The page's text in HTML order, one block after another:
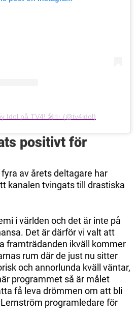
Idol på TV4! 🎤✨ (@tv4idol)
positivt för
av årets deltagare har
kanalen tvingats till drastiska
i världen och det är inte på
Det är därför vi valt att
framträdanden ikväll kommer
rum där de just nu sitter
och annorlunda kväll väntar,
programmet så är målet
få leva drömmen om att bli
programledare för